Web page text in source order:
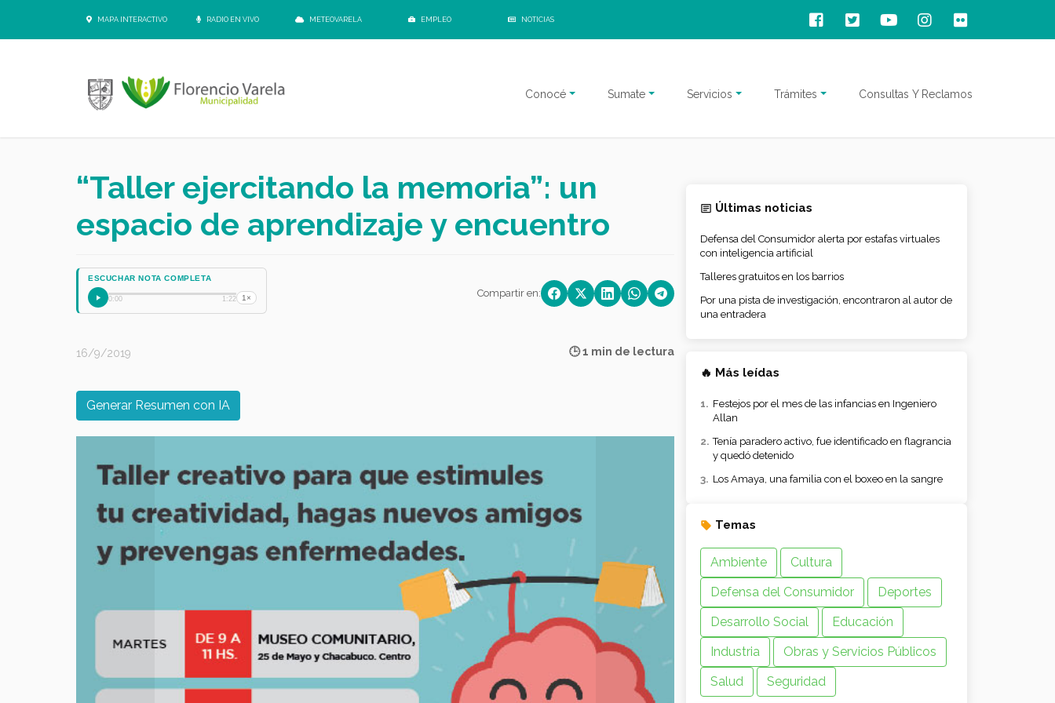
MAPA INTERACTIVO RADIO EN VIVO METEOVARELA EMPLEO NOTICIAS
Conocé Sumate Servicios Trámites Consultas Y Reclamos
“Taller ejercitando la memoria”: un
espacio de aprendizaje y encuentro
ESCUCHAR NOTA COMPLETA
0:00 1:22 1× Compartir en:
16/9/2019 🕒 1 min de lectura
Generar Resumen con IA
Últimas noticias
Defensa del Consumidor alerta por estafas virtuales
con inteligencia artificial
Talleres gratuitos en los barrios
Por una pista de investigación, encontraron al autor de
una entradera
🔥 Más leídas
Festejos por el mes de las infancias en Ingeniero
Allan
Tenía paradero activo, fue identificado en flagrancia
y quedó detenido
Los Amaya, una familia con el boxeo en la sangre
Temas
Ambiente
Cultura
Defensa del Consumidor
Deportes
Desarrollo Social
Educación
Industria
Obras y Servicios Públicos
Salud
Seguridad